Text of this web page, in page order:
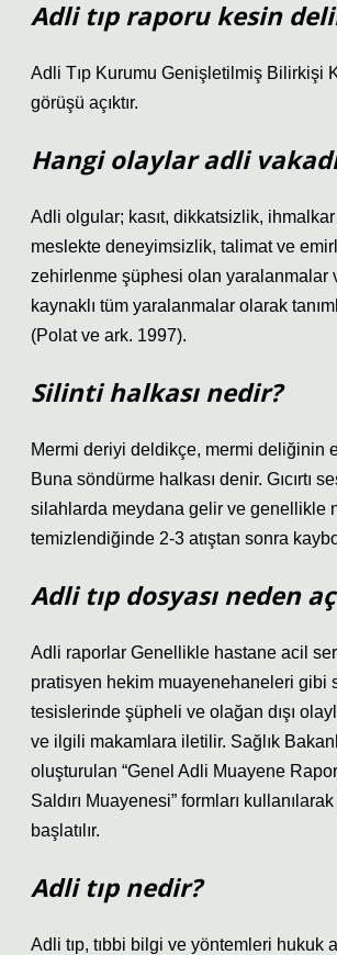
Adli tıp raporu kesin
Adli Tıp Kurumu Genişletilmiş Bilirkişi
görüşü açıktır.
Hangi olaylar adli
Adli olgular; kasıt, dikkatsizlik, ihmalkar
meslekte deneyimsizlik, talimat ve
zehirlenme şüphesi olan yaralanmalar
kaynaklı tüm yaralanmalar olarak
(Polat ve ark. 1997).
Silinti halkası nedir?
Mermi deriyi deldikçe, mermi deliğinin
Buna söndürme halkası denir. Gıcırtı
silahlarda meydana gelir ve genellikle
temizlendiğinde 2-3 atıştan sonra
Adli tıp dosyası neden
Adli raporlar Genellikle hastane acil
pratisyen hekim muayenehaneleri gibi
tesislerinde şüpheli ve olağan dışı
ve ilgili makamlara iletilir. Sağlık
oluşturulan “Genel Adli Muayene
Saldırı Muayenesi” formları
başlatılır.
Adli tıp nedir?
Adli tıp, tıbbi bilgi ve yöntemleri hukuk